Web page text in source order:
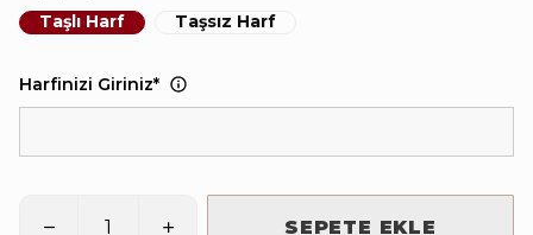
Taşlı Harf
Taşsız Harf
Harfinizi Giriniz*
SEPETE EKLE